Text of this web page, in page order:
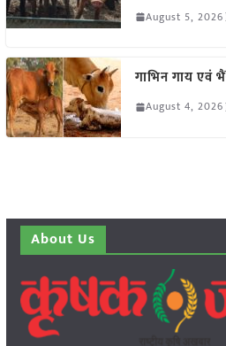
August 5, 2026
गाभिन गाय एवं
August 4, 2026
About Us